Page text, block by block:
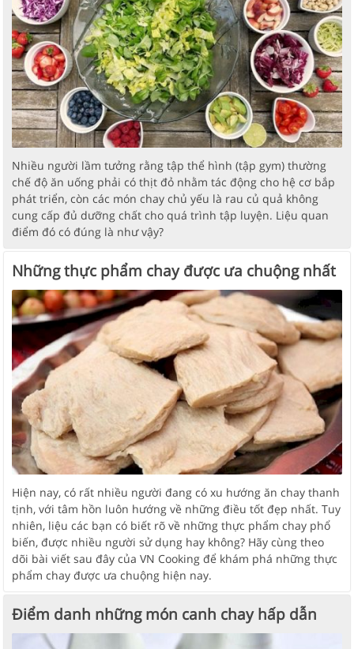
Nhiều người lầm tưởng rằng tập thể hình (tập gym) thường
chế độ ăn uống phải có thịt đỏ nhằm tác động cho hệ cơ bắp
phát triển, còn các món chay chủ yếu là rau củ quả không
cung cấp đủ dưỡng chất cho quá trình tập luyện. Liệu quan
điểm đó có đúng là như vậy?
Những thực phẩm chay được ưa chuộng nhất
Hiện nay, có rất nhiều người đang có xu hướng ăn chay thanh
tịnh, với tâm hồn luôn hướng về những điều tốt đẹp nhất. Tuy
nhiên, liệu các bạn có biết rõ về những thực phẩm chay phổ
biến, được nhiều người sử dụng hay không? Hãy cùng theo
dõi bài viết sau đây của VN Cooking để khám phá những thực
phẩm chay được ưa chuộng hiện nay.
Điểm danh những món canh chay hấp dẫn